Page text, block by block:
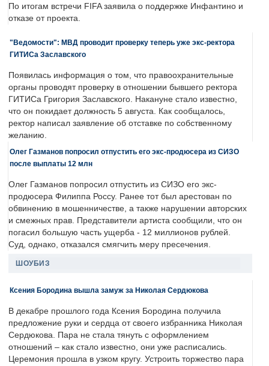
По итогам встречи FIFA заявила о поддержке Инфантино и
отказе от проекта.
"Ведомости": МВД проводит проверку теперь уже экс-ректора
ГИТИСа Заславского
Появилась информация о том, что правоохранительные
органы проводят проверку в отношении бывшего ректора
ГИТИСа Григория Заславского. Накануне стало известно,
что он покидает должность 5 августа. Как сообщалось,
ректор написал заявление об отставке по собственному
желанию.
Олег Газманов попросил отпустить его экс-продюсера из СИЗО
после выплаты 12 млн
Олег Газманов попросил отпустить из СИЗО его экс-
продюсера Филиппа Россу. Ранее тот был арестован по
обвинению в мошенничестве, а также нарушении авторских
и смежных прав. Представители артиста сообщили, что он
погасил большую часть ущерба - 12 миллионов рублей.
Суд, однако, отказался смягчить меру пресечения.
ШОУБИЗ
Ксения Бородина вышла замуж за Николая Сердюкова
В декабре прошлого года Ксения Бородина получила
предложение руки и сердца от своего избранника Николая
Сердюкова. Пара не стала тянуть с оформлением
отношений – как стало известно, они уже расписались.
Церемония прошла в узком кругу. Устроить торжество пара